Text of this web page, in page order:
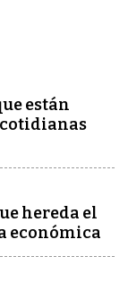
están
hereda el
económica